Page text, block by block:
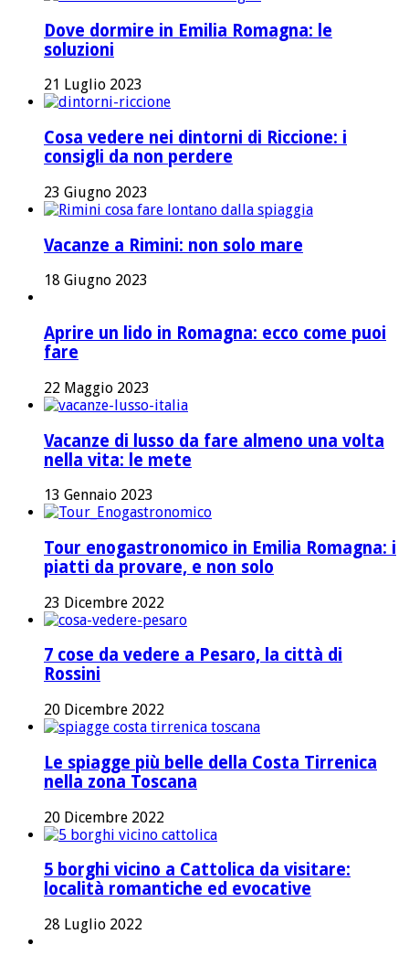
Dove dormire in Emilia Romagna: le
soluzioni
21 Luglio 2023
Cosa vedere nei dintorni di Riccione: i
consigli da non perdere
23 Giugno 2023
Vacanze a Rimini: non solo mare
18 Giugno 2023
Aprire un lido in Romagna: ecco come puoi
fare
22 Maggio 2023
Vacanze di lusso da fare almeno una volta
nella vita: le mete
13 Gennaio 2023
Tour enogastronomico in Emilia Romagna: i
piatti da provare, e non solo
23 Dicembre 2022
7 cose da vedere a Pesaro, la città di
Rossini
20 Dicembre 2022
Le spiagge più belle della Costa Tirrenica
nella zona Toscana
20 Dicembre 2022
5 borghi vicino a Cattolica da visitare:
località romantiche ed evocative
28 Luglio 2022